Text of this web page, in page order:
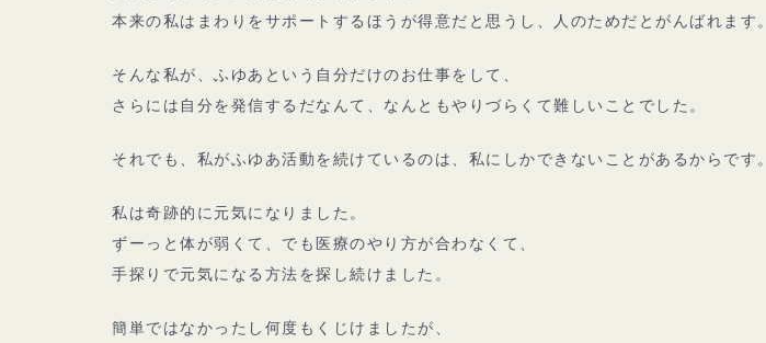
本来の私はまわりをサポートするほうが得意だと思うし、人のためだとがんばれます。
そんな私が、ふゆあという自分だけのお仕事をして、
さらには自分を発信するだなんて、なんともやりづらくて難しいことでした。
それでも、私がふゆあ活動を続けているのは、私にしかできないことがあるからです。
私は奇跡的に元気になりました。
ずーっと体が弱くて、でも医療のやり方が合わなくて、
手探りで元気になる方法を探し続けました。
簡単ではなかったし何度もくじけましたが、